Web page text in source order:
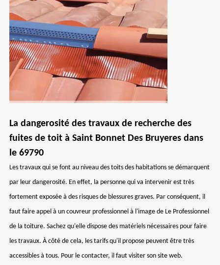
La dangerosité des travaux de recherche des
fuites de toit à Saint Bonnet Des Bruyeres dans
le 69790
Les travaux qui se font au niveau des toits des habitations se démarquent
par leur dangerosité. En effet, la personne qui va intervenir est très
fortement exposée à des risques de blessures graves. Par conséquent, il
faut faire appel à un couvreur professionnel à l'image de Le Professionnel
de la toiture. Sachez qu'elle dispose des matériels nécessaires pour faire
les travaux. À côté de cela, les tarifs qu'il propose peuvent être très
accessibles à tous. Pour le contacter, il faut visiter son site web.